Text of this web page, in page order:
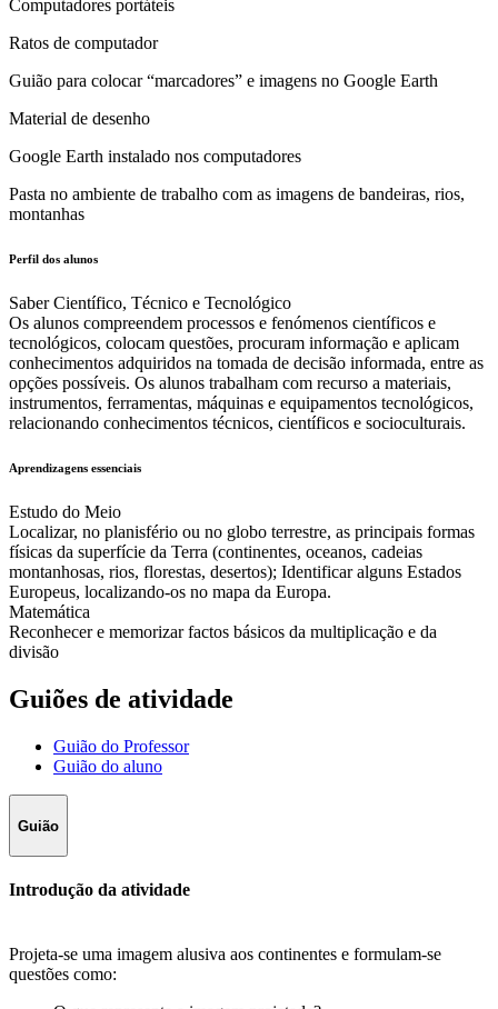
Computadores portáteis
Ratos de computador
Guião para colocar “marcadores” e imagens no Google Earth
Material de desenho
Google Earth instalado nos computadores
Pasta no ambiente de trabalho com as imagens de bandeiras, rios,
montanhas
Perfil dos alunos
Saber Científico, Técnico e Tecnológico
Os alunos compreendem processos e fenómenos científicos e
tecnológicos, colocam questões, procuram informação e aplicam
conhecimentos adquiridos na tomada de decisão informada, entre as
opções possíveis. Os alunos trabalham com recurso a materiais,
instrumentos, ferramentas, máquinas e equipamentos tecnológicos,
relacionando conhecimentos técnicos, científicos e socioculturais.
Aprendizagens essenciais
Estudo do Meio
Localizar, no planisfério ou no globo terrestre, as principais formas
físicas da superfície da Terra (continentes, oceanos, cadeias
montanhosas, rios, florestas, desertos); Identificar alguns Estados
Europeus, localizando-os no mapa da Europa.
Matemática
Reconhecer e memorizar factos básicos da multiplicação e da
divisão
Guiões de atividade
Guião do Professor
Guião do aluno
Guião
Introdução da atividade
Projeta-se uma imagem alusiva aos continentes e formulam-se
questões como: